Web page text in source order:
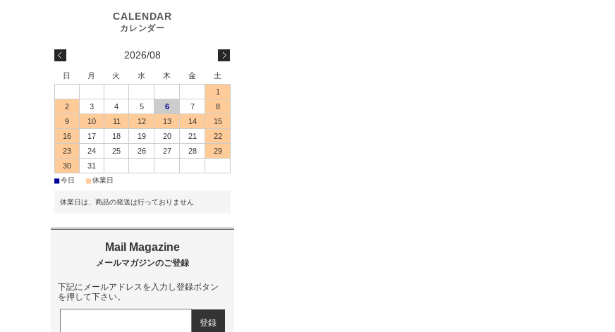
2026/08
日 月 火 水 木 金
土
1
2
3 4 5 6 7
8
9
10 11 12 13 14
15
16
17 18 19 20 21
22
23
24 25 26 27 28
29
30
31
■今日 ■休業日
休業日は、商品の発送は行っておりません
下記にメールアドレスを入力し登録ボタン
を押して下さい。